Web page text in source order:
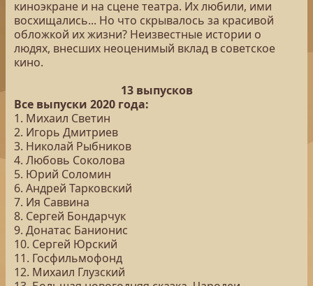
киноэкране и на сцене театра. Их любили, ими
восхищались... Но что скрывалось за красивой
обложкой их жизни? Неизвестные истории о
людях, внесших неоценимый вклад в советское
кино.
13 выпусков
Все выпуски 2020 года:
1. Михаил Светин
2. Игорь Дмитриев
3. Николай Рыбников
4. Любовь Соколова
5. Юрий Соломин
6. Андрей Тарковский
7. Ия Саввина
8. Сергей Бондарчук
9. Донатас Банионис
10. Сергей Юрский
11. Госфильмофонд
12. Михаил Глузский